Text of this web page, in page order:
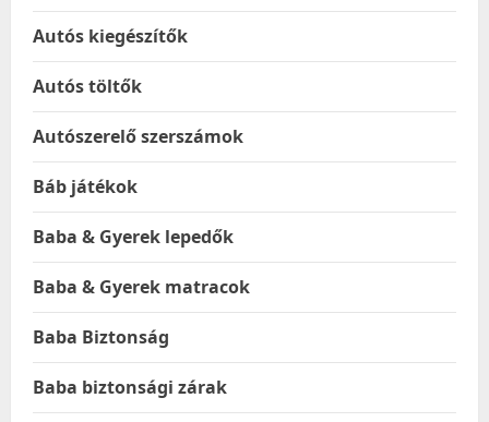
Autós kiegészítők
Autós töltők
Autószerelő szerszámok
Báb játékok
Baba & Gyerek lepedők
Baba & Gyerek matracok
Baba Biztonság
Baba biztonsági zárak